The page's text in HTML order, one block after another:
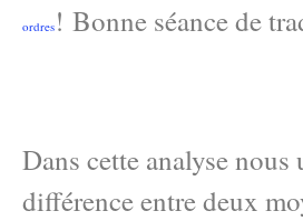
ordres ! Bonne séance de
Dans cette analyse
différence entre deux